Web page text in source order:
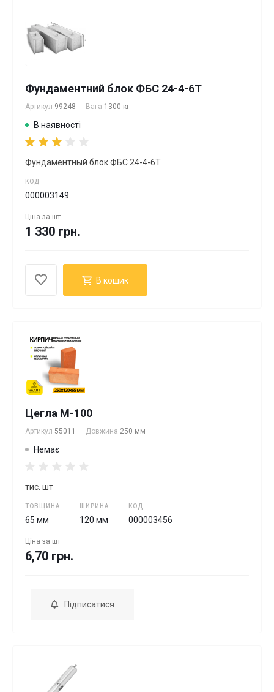
Фундаментний блок ФБС 24-4-6Т
Артикул 99248 Вага 1300 кг
В наявності
Фундаментный блок ФБС 24-4-6Т
КОД
000003149
Ціна за шт
1 330 грн.
В кошик
Цегла М-100
Артикул 55011 Довжина 250 мм
Немає
тис. шт
ТОВЩИНА
65 мм
ШИРИНА
120 мм
КОД
000003456
Ціна за шт
6,70 грн.
Підписатися